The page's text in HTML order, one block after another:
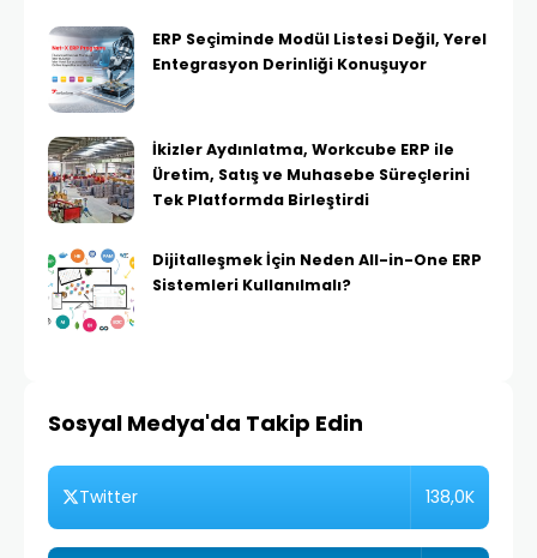
ERP Seçiminde Modül Listesi Değil, Yerel
Entegrasyon Derinliği Konuşuyor
İkizler Aydınlatma, Workcube ERP ile
Üretim, Satış ve Muhasebe Süreçlerini
Tek Platformda Birleştirdi
Dijitalleşmek İçin Neden All-in-One ERP
Sistemleri Kullanılmalı?
Sosyal Medya'da Takip Edin
Twitter 138,0K